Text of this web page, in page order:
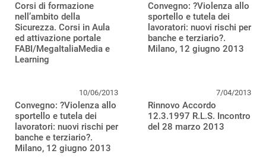
Corsi di formazione
nell’ambito della
Sicurezza. Corsi in Aula
ed attivazione portale
FABI/MegaItaliaMedia e
Learning
Convegno: ?Violenza allo
sportello e tutela dei
lavoratori: nuovi rischi per
banche e terziario?.
Milano, 12 giugno 2013
10/06/2013
Convegno: ?Violenza allo
sportello e tutela dei
lavoratori: nuovi rischi per
banche e terziario?.
Milano, 12 giugno 2013
7/04/2013
Rinnovo Accordo
12.3.1997 R.L.S. Incontro
del 28 marzo 2013